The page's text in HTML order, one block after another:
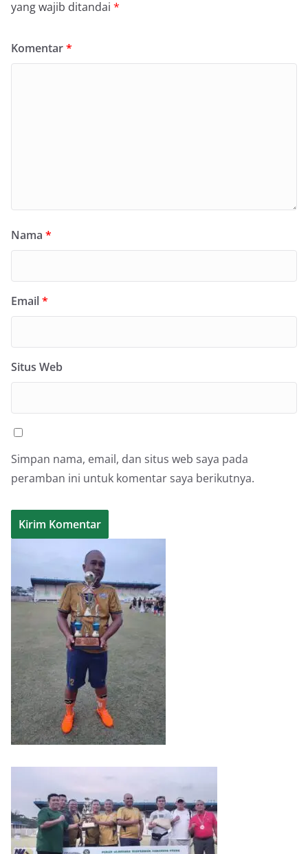
yang wajib ditandai *
Komentar*
Nama *
Email*
Situs Web
Simpan nama, email, dan situs web saya pada
peramban ini untuk komentar saya berikutnya.